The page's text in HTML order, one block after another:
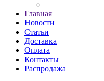
Главная
Новости
Статьи
Доставка
Оплата
Контакты
Распродажа